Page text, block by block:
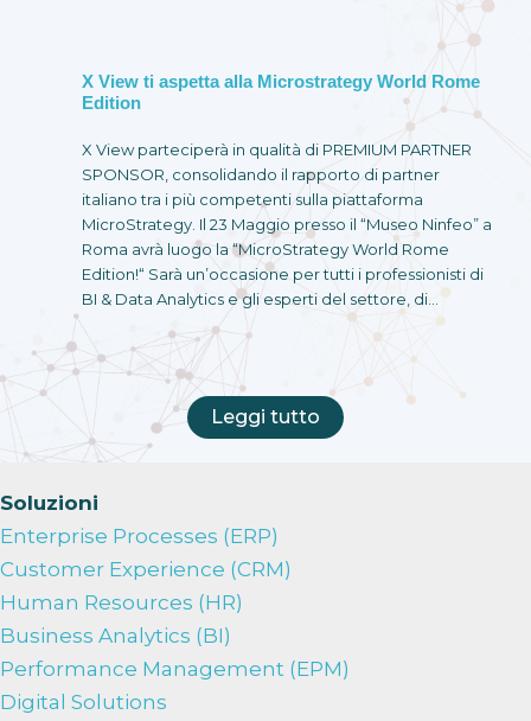
X View ti aspetta alla Microstrategy World Rome
Edition
X View parteciperà in qualità di PREMIUM PARTNER
SPONSOR, consolidando il rapporto di partner
italiano tra i più competenti sulla piattaforma
MicroStrategy. Il 23 Maggio presso il “Museo Ninfeo” a
Roma avrà luogo la “MicroStrategy World Rome
Edition!“ Sarà un’occasione per tutti i professionisti di
BI & Data Analytics e gli esperti del settore, di…
Leggi tutto
Soluzioni
Enterprise Processes (ERP)
Customer Experience (CRM)
Human Resources (HR)
Business Analytics (BI)
Performance Management (EPM)
Digital Solutions